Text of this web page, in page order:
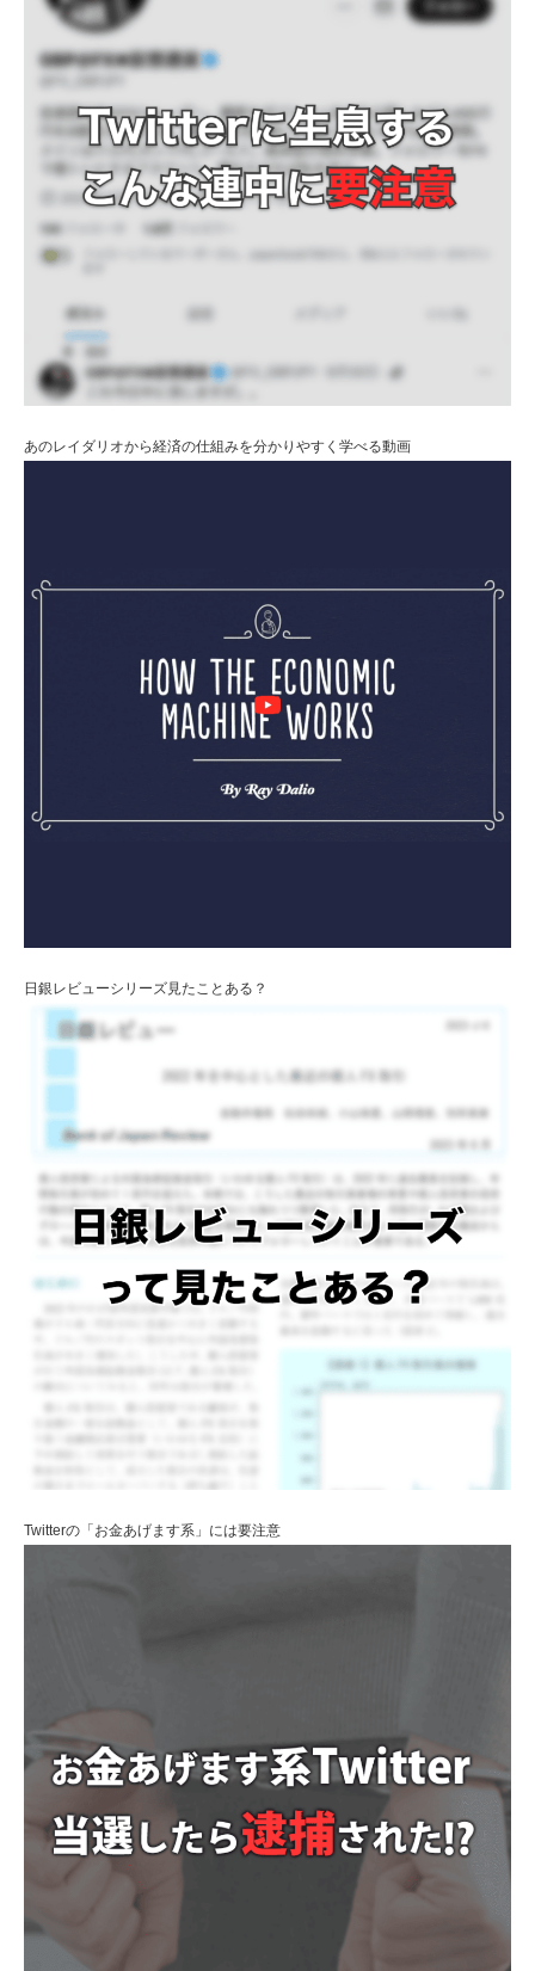
あのレイダリオから経済の仕組みを分かりやすく学べる動画
日銀レビューシリーズ見たことある？
Twitterの「お金あげます系」には要注意